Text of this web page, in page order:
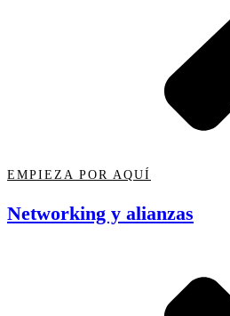
EMPIEZA POR AQUÍ
Networking y alianzas